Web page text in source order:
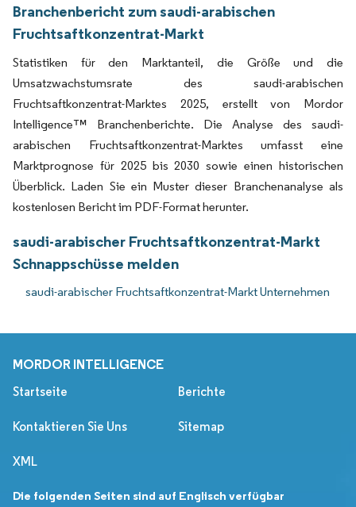
Branchenbericht zum saudi-arabischen
Fruchtsaftkonzentrat-Markt
Statistiken für den Marktanteil, die Größe und die
Umsatzwachstumsrate des saudi-arabischen
Fruchtsaftkonzentrat-Marktes 2025, erstellt von Mordor
Intelligence™ Branchenberichte. Die Analyse des saudi-
arabischen Fruchtsaftkonzentrat-Marktes umfasst eine
Marktprognose für 2025 bis 2030 sowie einen historischen
Überblick. Laden Sie ein Muster dieser Branchenanalyse als
kostenlosen Bericht im PDF-Format herunter.
saudi-arabischer Fruchtsaftkonzentrat-Markt
Schnappschüsse melden
saudi-arabischer Fruchtsaftkonzentrat-Markt Unternehmen
MORDOR INTELLIGENCE
Startseite Berichte
Kontaktieren Sie Uns Sitemap
XML
Die folgenden Seiten sind auf Englisch verfügbar